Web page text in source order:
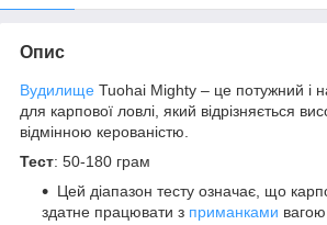
Опис
Вудилище Tuohai Mighty – це потужний і
для карпової ловлі, який відрізняється
відмінною керованістю.
Тест: 50-180 грам
Цей діапазон тесту означає, що
здатне працювати з приманками